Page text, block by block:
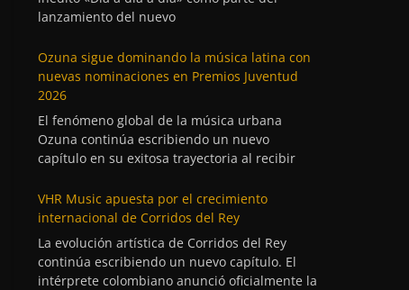
lanzamiento del nuevo
Ozuna sigue dominando la música latina con
nuevas nominaciones en Premios Juventud
2026
El fenómeno global de la música urbana
Ozuna continúa escribiendo un nuevo
capítulo en su exitosa trayectoria al recibir
VHR Music apuesta por el crecimiento
internacional de Corridos del Rey
La evolución artística de Corridos del Rey
continúa escribiendo un nuevo capítulo. El
intérprete colombiano anunció oficialmente la